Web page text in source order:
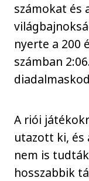
számokat és
nyerte a 200
számban
A riói
utazott ki, és
nem is
hosszabbik